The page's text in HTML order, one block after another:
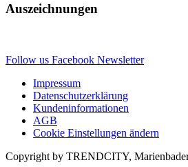
Auszeichnungen
Follow us Facebook Newsletter
Impressum
Datenschutzerklärung
Kundeninformationen
AGB
Cookie Einstellungen ändern
Copyright by TRENDCITY,